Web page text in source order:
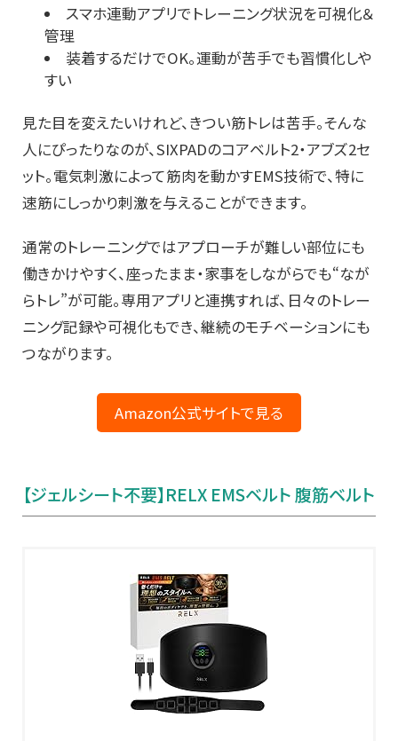
スマホ連動アプリでトレーニング状況を可視化＆
管理
装着するだけでOK。運動が苦手でも習慣化しや
すい
見た目を変えたいけれど、きつい筋トレは苦手。そんな
人にぴったりなのが、SIXPADのコアベルト2・アブズ2セ
ット。電気刺激によって筋肉を動かすEMS技術で、特に
速筋にしっかり刺激を与えることができます。
通常のトレーニングではアプローチが難しい部位にも
働きかけやすく、座ったまま・家事をしながらでも“なが
らトレ”が可能。専用アプリと連携すれば、日々のトレー
ニング記録や可視化もでき、継続のモチベーションにも
つながります。
Amazon公式サイトで見る
【ジェルシート不要】RELX EMSベルト 腹筋ベルト